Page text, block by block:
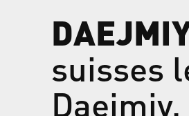
suisses